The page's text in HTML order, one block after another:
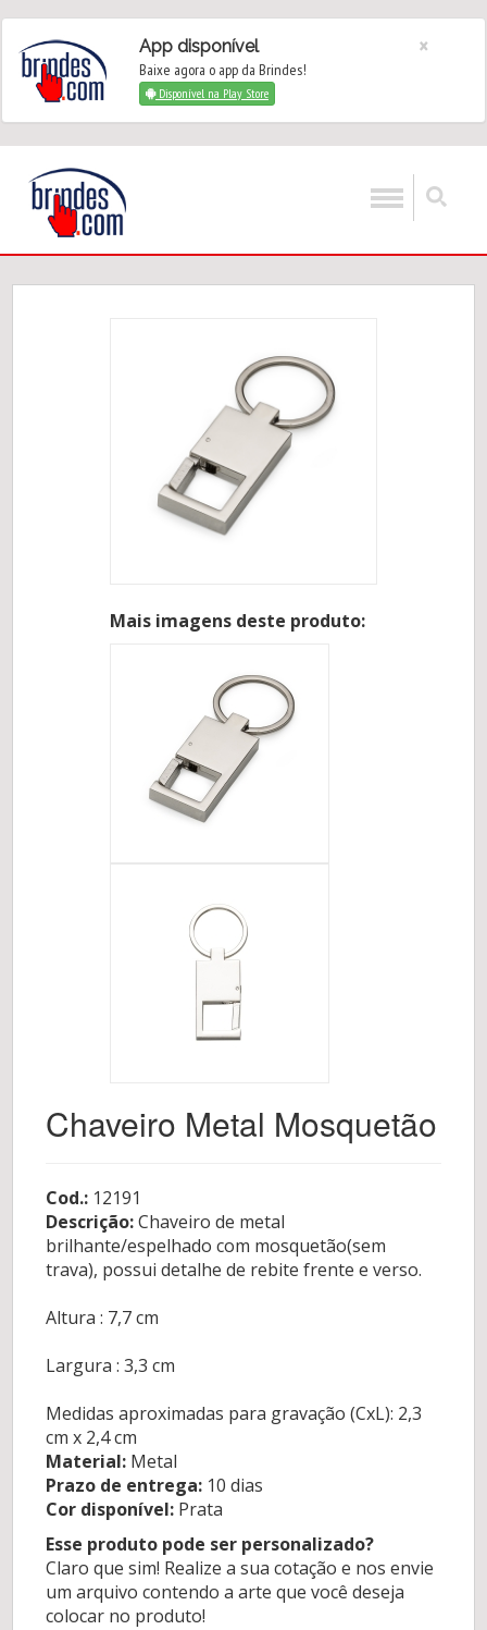
App disponível
Baixe agora o app da Brindes!
Disponível na Play Store
×
Mais imagens deste produto:
Chaveiro Metal Mosquetão
Cod.: 12191
Descrição:Chaveiro de metal
brilhante/espelhado com mosquetão(sem
trava), possui detalhe de rebite frente e verso.
Altura : 7,7 cm
Largura : 3,3 cm
Medidas aproximadas para gravação (CxL): 2,3
cm x 2,4 cm
Material: Metal
Prazo de entrega: 10 dias
Cor disponível: Prata
Esse produto pode ser personalizado?
Claro que sim! Realize a sua cotação e nos envie
um arquivo contendo a arte que você deseja
colocar no produto!